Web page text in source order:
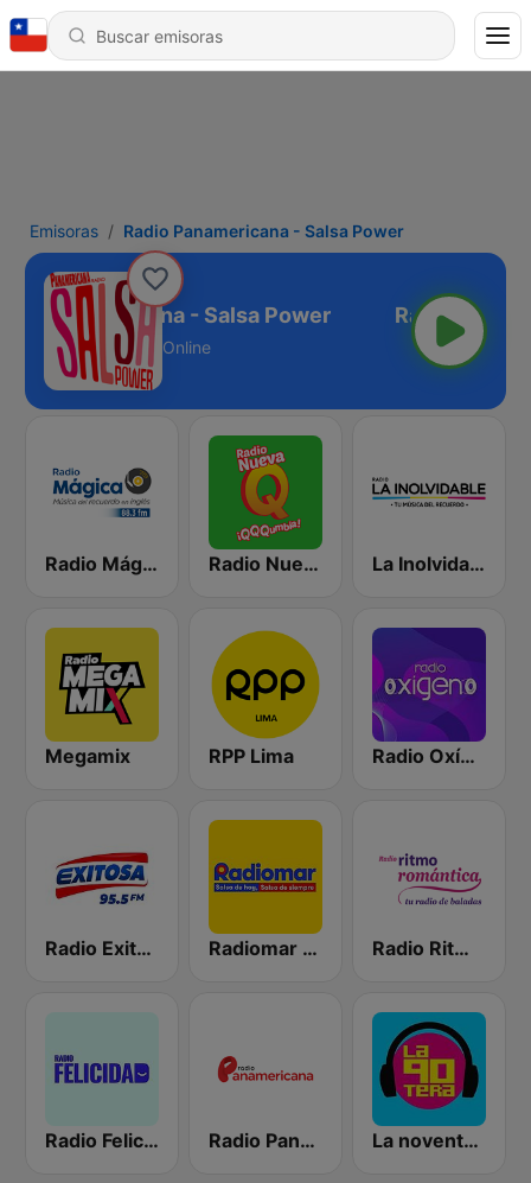
Emisoras Radio Panamericana - Salsa Power
Panamericana - Salsa Power
Online
Radio Mágica 88.3 FM Radio Nueva Q La Inolvidable
Megamix RPP Lima Radio Oxígeno
Radio Exitosa Radiomar 106.3 FM Radio Ritmo Romántica
Radio Felicidad Radio Panamericana La noventera